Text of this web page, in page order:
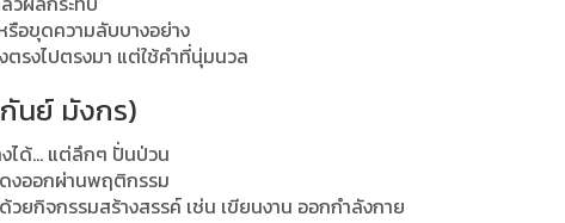
รือขุดความลับบางอย่าง
ตรงไปตรงมา แต่ใช้คำที่นุ่มนวล
นย์ มังกร)
ได้… แต่ลึกๆ ปั่นป่วน
งออกผ่านพฤติกรรม
ยกิจกรรมสร้างสรรค์ เช่น เขียนงาน ออกกำลังกาย